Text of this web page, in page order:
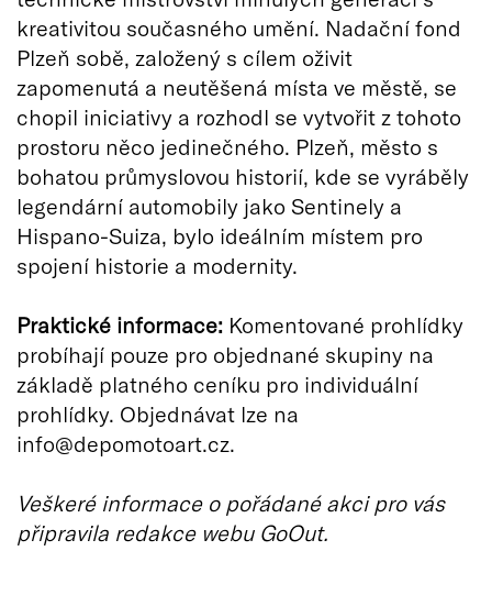
kreativitou současného umění. Nadační fond
Plzeň sobě, založený s cílem oživit
zapomenutá a neutěšená místa ve městě, se
chopil iniciativy a rozhodl se vytvořit z tohoto
prostoru něco jedinečného. Plzeň, město s
bohatou průmyslovou historií, kde se vyráběly
legendární automobily jako Sentinely a
Hispano-Suiza, bylo ideálním místem pro
spojení historie a modernity.
Praktické informace: Komentované prohlídky
probíhají pouze pro objednané skupiny na
základě platného ceníku pro individuální
prohlídky. Objednávat lze na
info@depomotoart.cz.
Veškeré informace o pořádané akci pro vás
připravila redakce webu GoOut.